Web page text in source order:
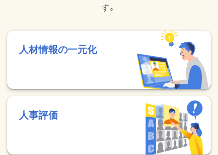
す。
人材情報の一元化
人事評価